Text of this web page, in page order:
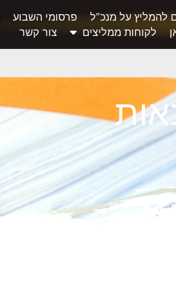
להמליץ על מנכ”ל פרסומי השבוע
לקוחות ממליצים צור קשר